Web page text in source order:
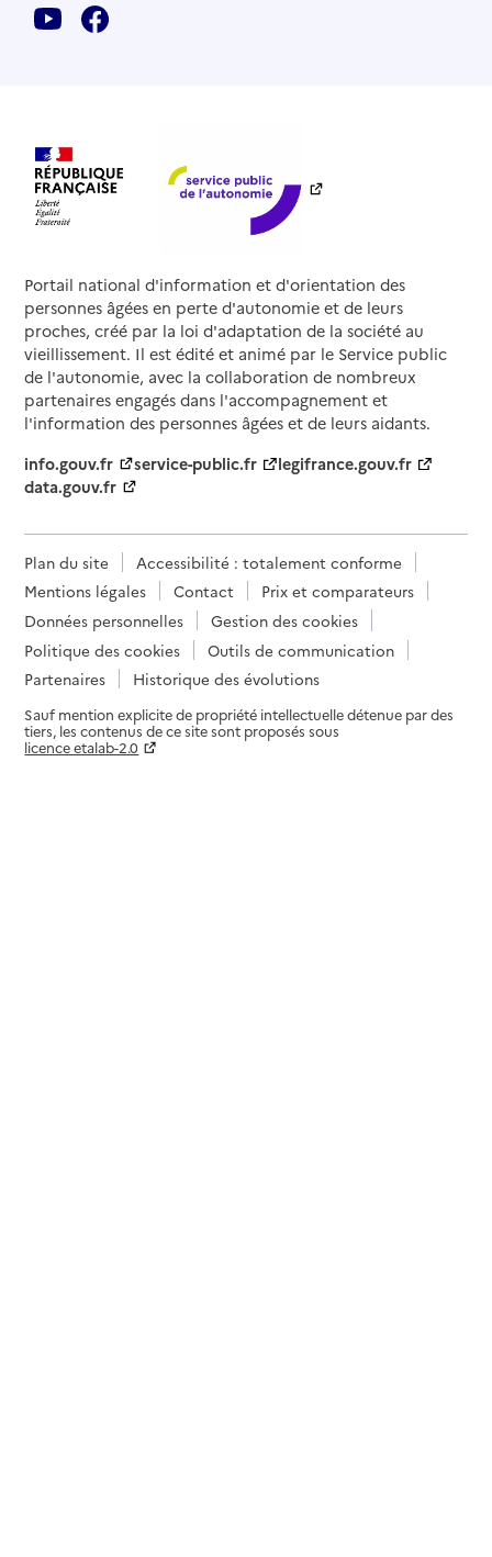
Portail national d'information et d'orientation des
personnes âgées en perte d'autonomie et de leurs
proches, créé par la loi d'adaptation de la société au
vieillissement. Il est édité et animé par le Service public
de l'autonomie, avec la collaboration de nombreux
partenaires engagés dans l'accompagnement et
l'information des personnes âgées et de leurs aidants.
info.gouv.fr
service-public.fr
legifrance.gouv.fr
data.gouv.fr
Plan du site
Accessibilité : totalement conforme
Mentions légales
Contact
Prix et comparateurs
Données personnelles
Gestion des cookies
Politique des cookies
Outils de communication
Partenaires
Historique des évolutions
Sauf mention explicite de propriété intellectuelle détenue par des
tiers, les contenus de ce site sont proposés sous
licence etalab-2.0